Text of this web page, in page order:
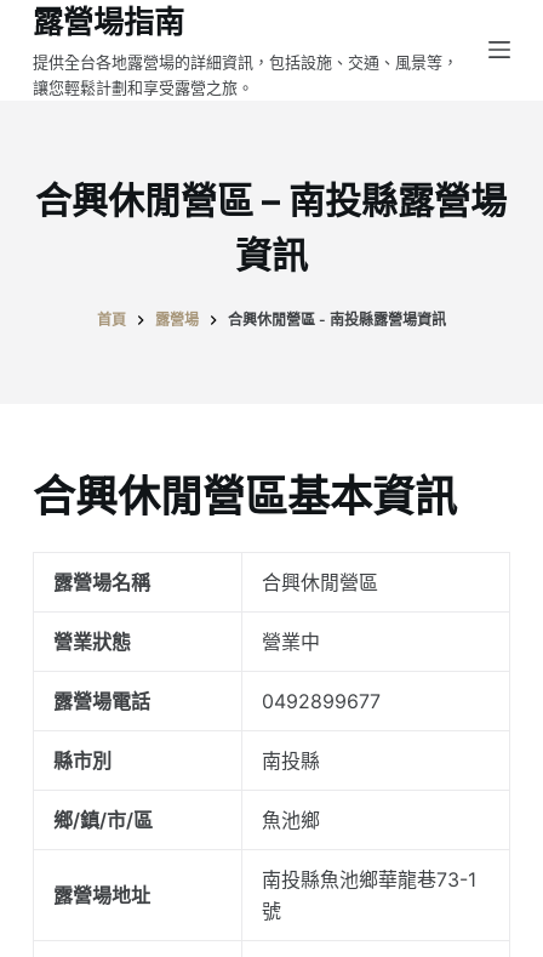
跳
至
主
容
露營場指南
提供全台各地露營場的詳細資訊，包括設施、交通、風景等，
讓您輕鬆計劃和享受露營之旅。
合興休閒營區 – 南投縣露營場
資訊
首頁 露營場 合興休閒營區 - 南投縣露營場資訊
合興休閒營區基本資訊
露營場名稱 合興休閒營區
營業狀態 營業中
露營場電話 0492899677
縣市別 南投縣
鄉/鎮/市/區 魚池鄉
露營場地址
南投縣魚池鄉華龍巷73-1
號